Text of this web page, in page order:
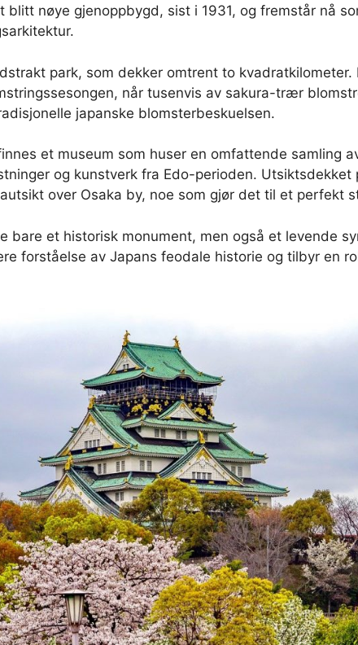
blitt nøye gjenoppbygd, sist i 1931, og fremstår nå
park, som dekker omtrent to
når tusenvis av sakura-trær
japanske blomsterbeskuelsen.
et museum som huser en omfattende samling
og kunstverk fra Edo-perioden.
over Osaka by, noe som gjør det til et perfekt
bare et historisk monument, men også et levende
forståelse av Japans feodale historie og tilbyr en